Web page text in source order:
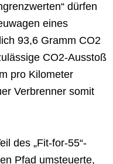
dürfen
eines
93,6 Gramm CO2
CO2-Ausstoß
pro Kilometer
Verbrenner somit
des „Fit-for-55“-
Pfad umsteuerte,